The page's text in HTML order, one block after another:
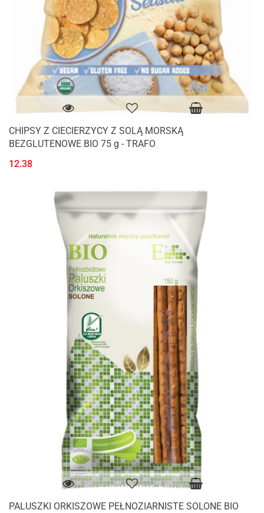
CHIPSY Z CIECIERZYCY Z SOLĄ MORSKĄ
BEZGLUTENOWE BIO 75 g - TRAFO
12.38
PALUSZKI ORKISZOWE PEŁNOZIARNISTE SOLONE BIO